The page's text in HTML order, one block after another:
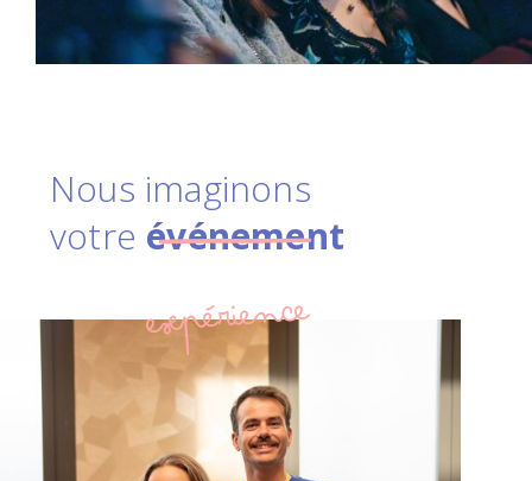
Nous imaginons
votre événement
expérience